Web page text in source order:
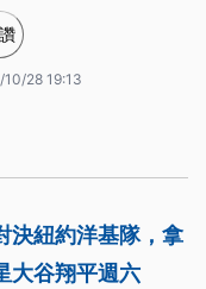
讚
28 19:13
決紐約洋基隊，拿
大谷翔平週六